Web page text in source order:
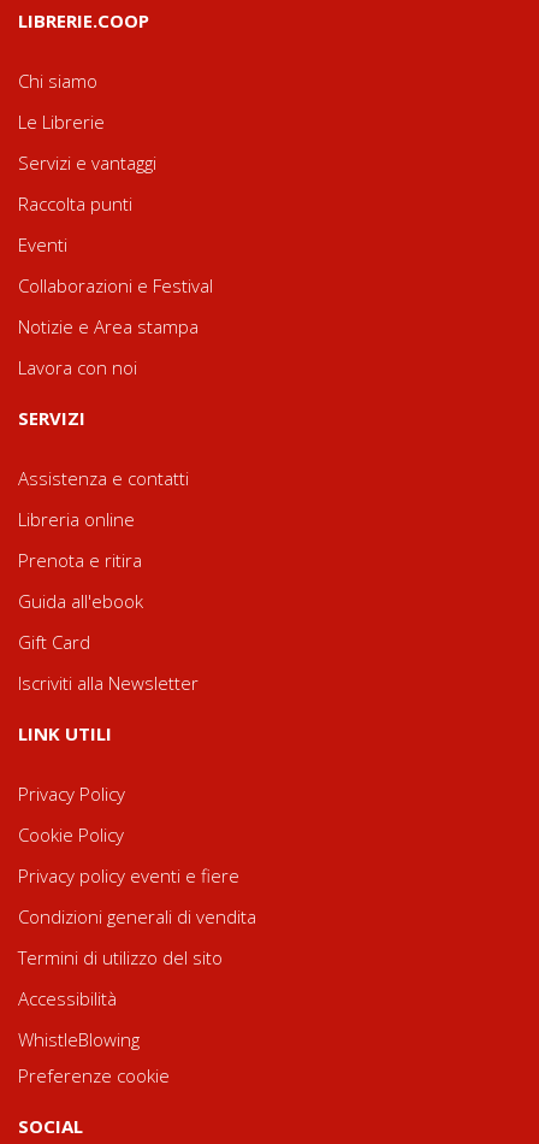
LIBRERIE.COOP
Chi siamo
Le Librerie
Servizi e vantaggi
Raccolta punti
Eventi
Collaborazioni e Festival
Notizie e Area stampa
Lavora con noi
SERVIZI
Assistenza e contatti
Libreria online
Prenota e ritira
Guida all'ebook
Gift Card
Iscriviti alla Newsletter
LINK UTILI
Privacy Policy
Cookie Policy
Privacy policy eventi e fiere
Condizioni generali di vendita
Termini di utilizzo del sito
Accessibilità
WhistleBlowing
Preferenze cookie
SOCIAL